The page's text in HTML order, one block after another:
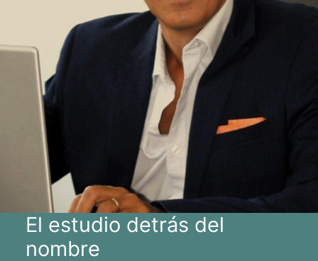
El estudio detrás del
nombre